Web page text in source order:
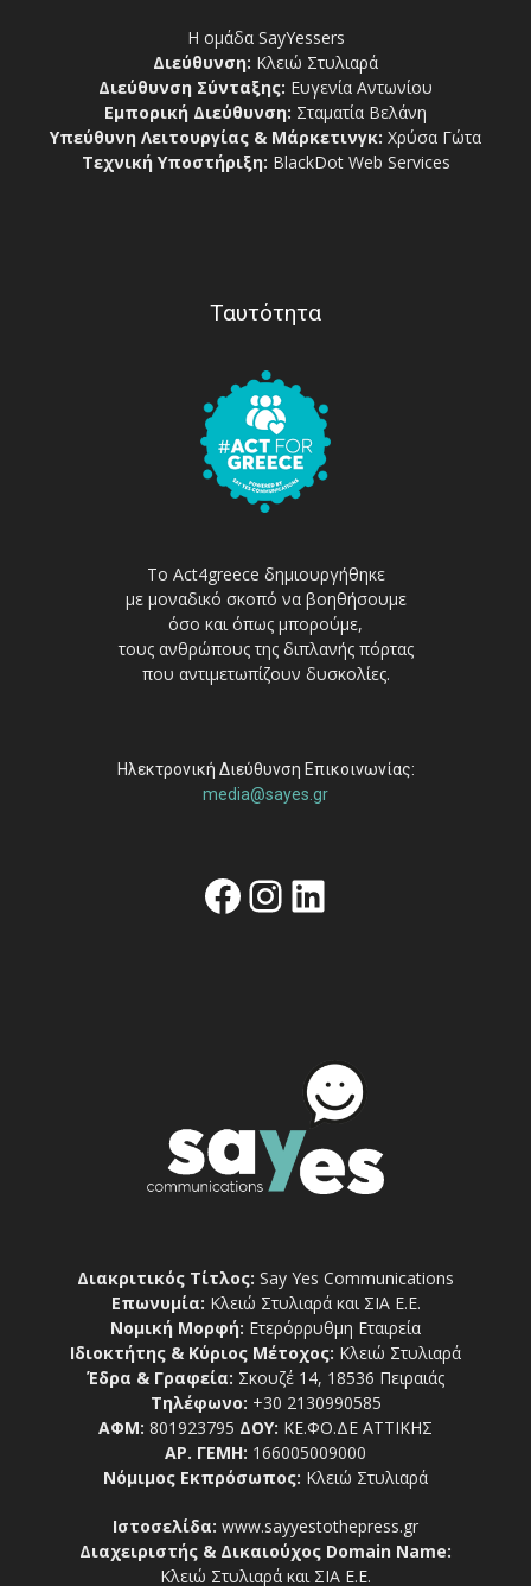
Η ομάδα SayYessers
Διεύθυνση: Κλειώ Στυλιαρά
Διεύθυνση Σύνταξης: Ευγενία Αντωνίου
Εμπορική Διεύθυνση: Σταματία Βελάνη
Υπεύθυνη Λειτουργίας & Μάρκετινγκ: Χρύσα Γώτα
Τεχνική Υποστήριξη: BlackDot Web Services
Ταυτότητα
Το Act4greece δημιουργήθηκε
με μοναδικό σκοπό να βοηθήσουμε
όσο και όπως μπορούμε,
τους ανθρώπους της διπλανής πόρτας
που αντιμετωπίζουν δυσκολίες.
Ηλεκτρονική Διεύθυνση Επικοινωνίας:
media@sayes.gr
Facebook
Instagram
Linkedin
Διακριτικός Τίτλος: Say Yes Communications
Επωνυμία: Κλειώ Στυλιαρά και ΣΙΑ Ε.Ε.
Νομική Μορφή: Ετερόρρυθμη Εταιρεία
Ιδιοκτήτης & Κύριος Μέτοχος: Κλειώ Στυλιαρά
Έδρα & Γραφεία: Σκουζέ 14, 18536 Πειραιάς
Τηλέφωνο: +30 2130990585
ΑΦΜ: 801923795 ΔΟΥ: ΚΕ.ΦΟ.ΔΕ ΑΤΤΙΚΗΣ
ΑΡ. ΓΕΜΗ: 166005009000
Νόμιμος Εκπρόσωπος: Κλειώ Στυλιαρά
Ιστοσελίδα: www.sayyestothepress.gr
Διαχειριστής & Δικαιούχος Domain Name:
Κλειώ Στυλιαρά και ΣΙΑ Ε.Ε.